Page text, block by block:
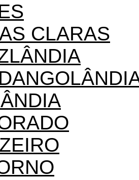
CLARAS